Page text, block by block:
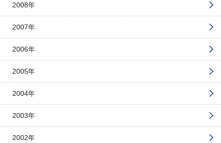
2008年
2007年
2006年
2005年
2004年
2003年
2002年